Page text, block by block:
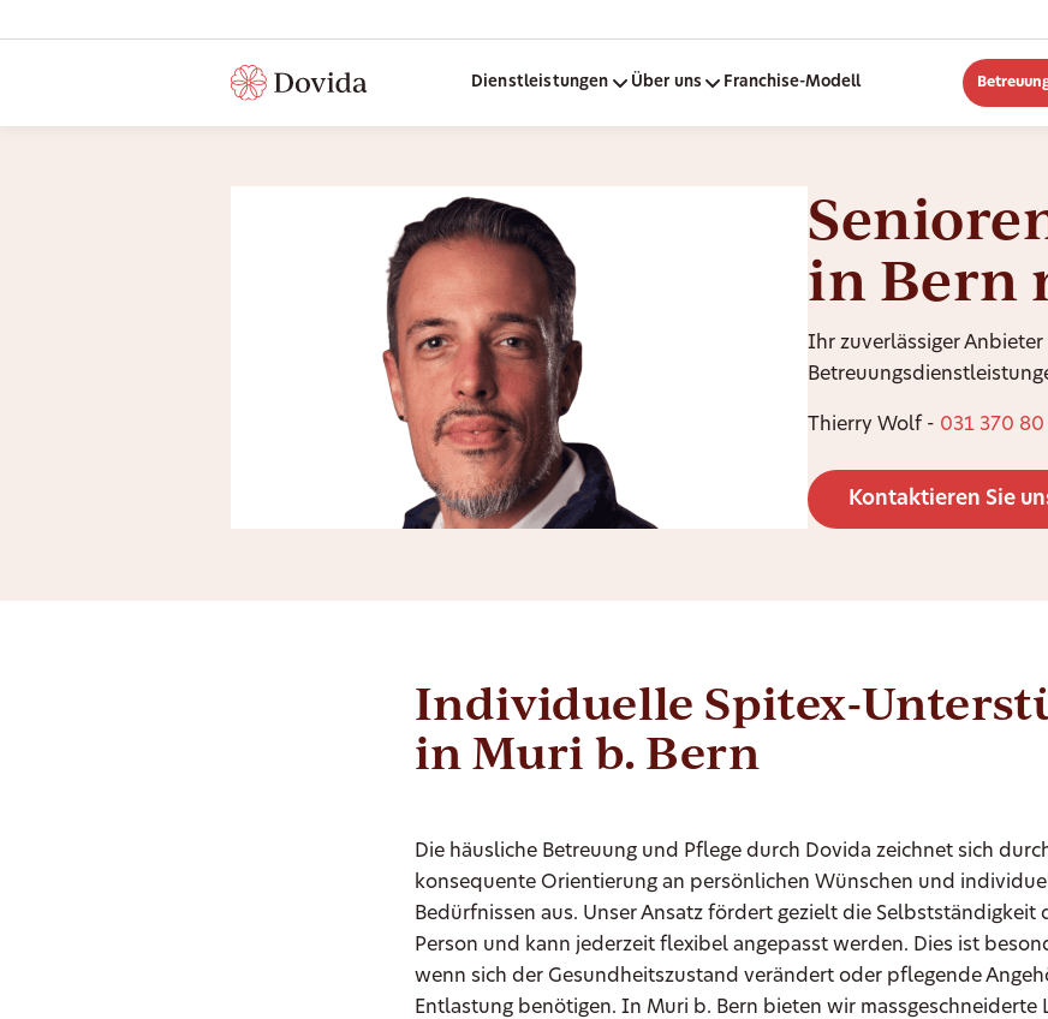
Dienstleistungen Über uns Franchise-Modell
in Bern
Ihr zuverlässiger
Thierry Wolf - 031 370 80
Kontaktieren Sie
Individuelle Spitex-
in Muri b. Bern
Die häusliche Betreuung und Pflege durch Dovida zeichnet sich
konsequente Orientierung an persönlichen Wünschen und
Bedürfnissen aus. Unser Ansatz fördert gezielt die Selbstständigkeit
Person und kann jederzeit flexibel angepasst werden. Dies ist
wenn sich der Gesundheitszustand verändert oder pflegende
Entlastung benötigen. In Muri b. Bern bieten wir massgeschneiderte